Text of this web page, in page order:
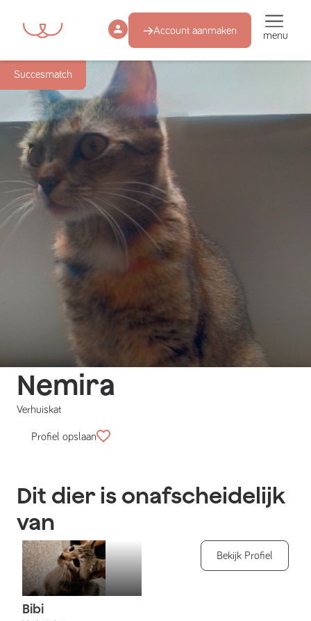
Account aanmaken menu
Succesmatch
Nemira
Verhuiskat
Profiel opslaan
Dit dier is onafscheidelijk
van
Bibi
Bekijk Profiel